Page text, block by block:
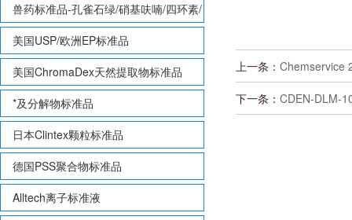
兽药标准品-孔雀石绿/硝基呋喃/四环素/
磺胺等
美国USP/欧洲EP标准品
美国ChromaDex天然提取物标准品
*及分解物标准品
日本Clintex颗粒标准品
德国PSS聚合物标准品
Alltech离子标准液
上一条： Chemservice
下一条： CDEN-DLM-